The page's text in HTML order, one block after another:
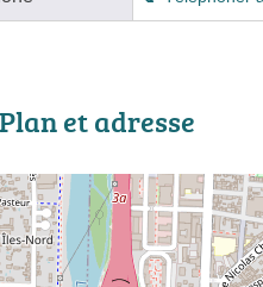
Plan et adresse